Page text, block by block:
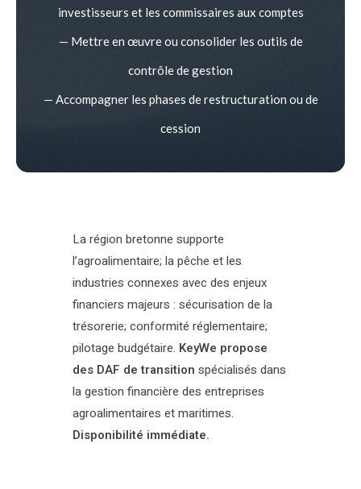
investisseurs et les commissaires aux comptes
— Mettre en œuvre ou consolider les outils de
contrôle de gestion
— Accompagner les phases de restructuration ou de
cession
La région bretonne supporte
l’agroalimentaire; la pêche et les
industries connexes avec des enjeux
financiers majeurs : sécurisation de la
trésorerie; conformité réglementaire;
pilotage budgétaire. KeyWe propose
des DAF de transition spécialisés dans
la gestion financière des entreprises
agroalimentaires et maritimes.
Disponibilité immédiate.